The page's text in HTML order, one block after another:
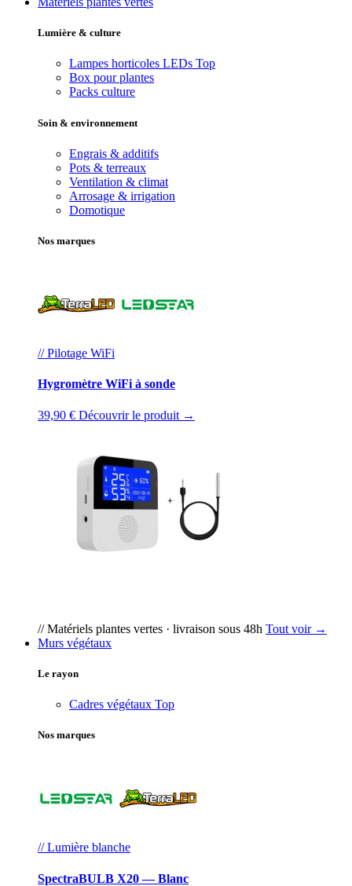
Lumière & culture
Lampes horticoles LEDs Top
Box pour plantes
Packs culture
Soin & environnement
Engrais & additifs
Pots & terreaux
Ventilation & climat
Arrosage & irrigation
Domotique
Nos marques
// Pilotage WiFi
Hygromètre WiFi à sonde
39,90 € Découvrir le produit →
// Matériels plantes vertes · livraison sous 48h Tout voir →
Murs végétaux
Le rayon
Cadres végétaux Top
Nos marques
// Lumière blanche
SpectraBULB X20 — Blanc